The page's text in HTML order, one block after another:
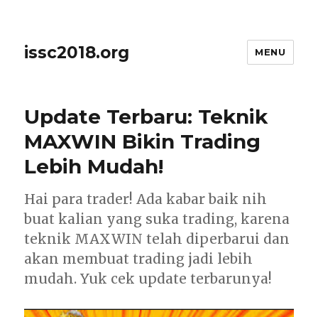
issc2018.org MENU
Update Terbaru: Teknik
MAXWIN Bikin Trading
Lebih Mudah!
Hai para trader! Ada kabar baik nih
buat kalian yang suka trading, karena
teknik MAXWIN telah diperbarui dan
akan membuat trading jadi lebih
mudah. Yuk cek update terbarunya!